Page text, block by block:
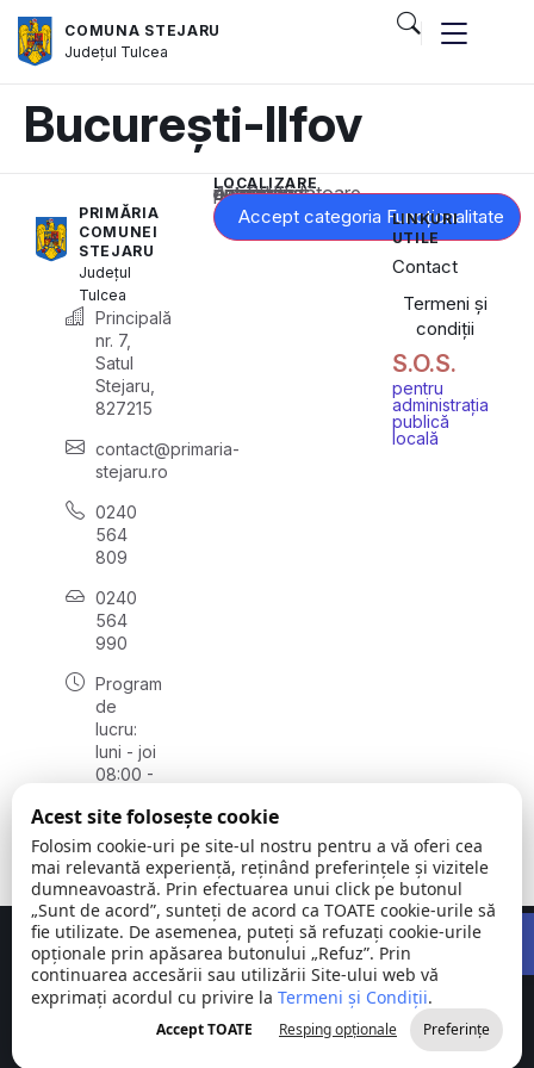
COMUNA STEJARU
Județul Tulcea
București-Ilfov
PRIMĂRIA
COMUNEI
STEJARU
Județul
Tulcea
Principală
nr. 7,
Satul
Stejaru,
827215
contact@primaria-
stejaru.ro
0240
564
809
0240
564
990
Program
de
lucru:
luni - joi
08:00 -
vineri
08:00 -
14:00
LOCALIZARE
Acest conținut este blocat până când acceptați categoria corespunzătoare de cookie-uri.
Accept categoria Funcționalitate
LINKURI
UTILE
Contact
Termeni și
condiții
S.O.S.
pentru
administrația
publică
locală
Comuna
Stejaru |
județul Tulcea
©
2026
Toate
drepturile
rezervate
Concept realizat deBig Media Relații Publice SRL
Acest site folosește cookie
Folosim cookie-uri pe site-ul nostru pentru a vă oferi cea
mai relevantă experiență, reținând preferințele și vizitele
dumneavoastră. Prin efectuarea unui click pe butonul
„Sunt de acord”, sunteți de acord ca TOATE cookie-urile să
fie utilizate. De asemenea, puteți să refuzați cookie-urile
opționale prin apăsarea butonului „Refuz”. Prin
continuarea accesării sau utilizării Site-ului web vă
exprimați acordul cu privire la Termeni și Condiții.
Accept TOATE Resping opționale Preferințe